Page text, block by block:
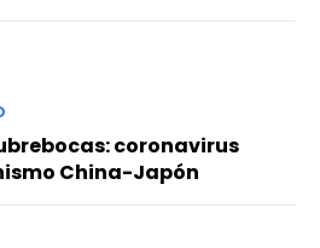
coronavirus
China-Japón